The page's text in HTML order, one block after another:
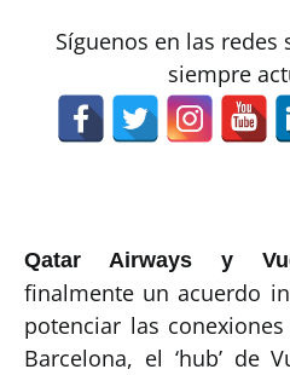
Síguenos en las
siempre
Qatar Airways y
finalmente un acuerdo
potenciar las
Barcelona, el ‘hub’ de